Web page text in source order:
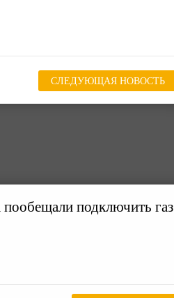
СЛЕДУЮЩАЯ НОВОСТЬ
подключить газ